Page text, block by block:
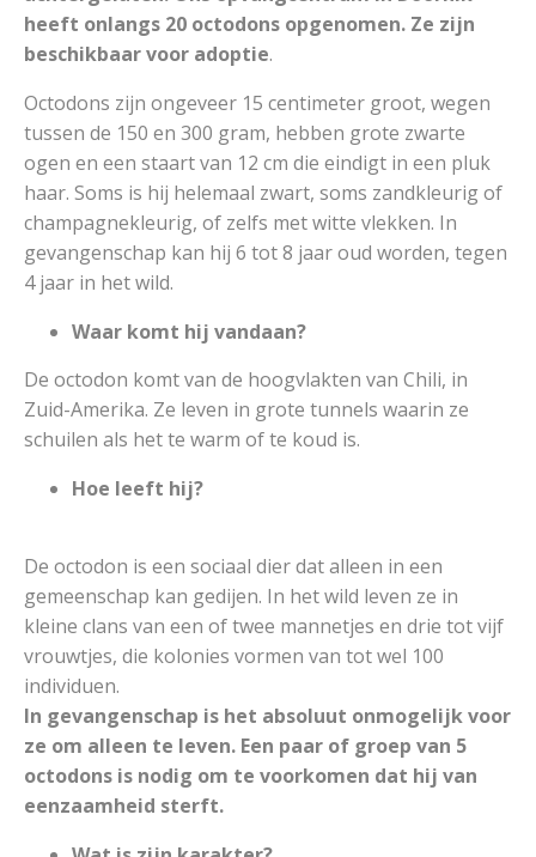
heeft onlangs 20 octodons opgenomen. Ze zijn
beschikbaar voor adoptie.
Octodons zijn ongeveer 15 centimeter groot, wegen
tussen de 150 en 300 gram, hebben grote zwarte
ogen en een staart van 12 cm die eindigt in een pluk
haar. Soms is hij helemaal zwart, soms zandkleurig of
champagnekleurig, of zelfs met witte vlekken. In
gevangenschap kan hij 6 tot 8 jaar oud worden, tegen
4 jaar in het wild.
Waar komt hij vandaan?
De octodon komt van de hoogvlakten van Chili, in
Zuid-Amerika. Ze leven in grote tunnels waarin ze
schuilen als het te warm of te koud is.
Hoe leeft hij?
De octodon is een sociaal dier dat alleen in een
gemeenschap kan gedijen. In het wild leven ze in
kleine clans van een of twee mannetjes en drie tot vijf
vrouwtjes, die kolonies vormen van tot wel 100
individuen.
In gevangenschap is het absoluut onmogelijk voor
ze om alleen te leven. Een paar of groep van 5
octodons is nodig om te voorkomen dat hij van
eenzaamheid sterft.